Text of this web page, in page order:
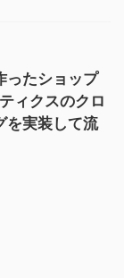
ったショップ
ィクスのクロ
を実装して流